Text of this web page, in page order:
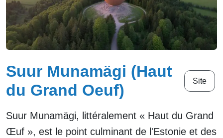
Suur Munamägi (Haut
du Grand Oeuf)
Site
Suur Munamägi, littéralement « Haut du Grand
Œuf », est le point culminant de l'Estonie et des